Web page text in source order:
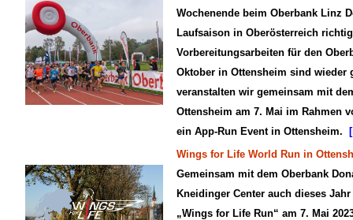
Wochenende beim Oberbank Linz
Laufsaison in Oberösterreich
Vorbereitungsarbeiten für den
Oktober in Ottensheim sind wieder
veranstalten wir gemeinsam mit
Ottensheim am 7. Mai im Rahmen
ein App-Run Event in Ottensheim.
Wings for Life World Run in
Gemeinsam mit dem Oberbank
Kneidinger Center auch dieses
„Wings for Life Run“ am 7. Mai